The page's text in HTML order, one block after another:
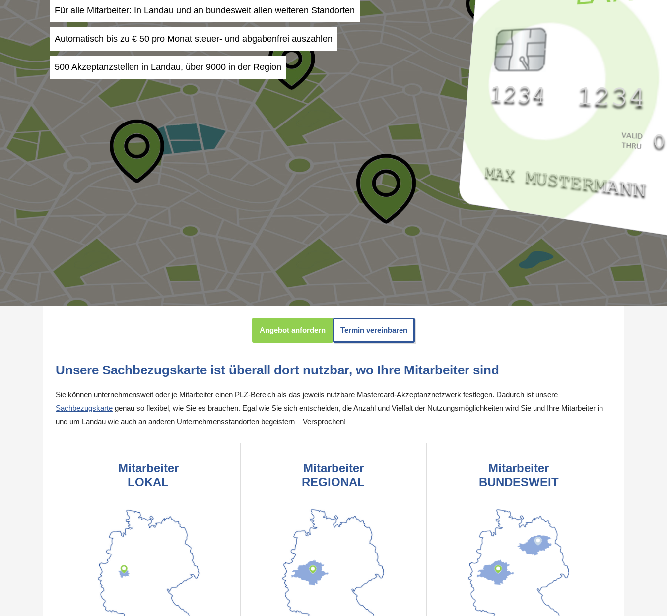
Für alle Mitarbeiter: In Landau und an bundesweit allen weiteren Standorten
Automatisch bis zu € 50 pro Monat steuer- und abgabenfrei auszahlen
500 Akzeptanzstellen in Landau, über 9000 in der Region
Angebot anfordern Termin vereinbaren
Unsere Sachbezugskarte ist überall dort nutzbar, wo Ihre Mitarbeiter sind
Sie können unternehmensweit oder je Mitarbeiter einen PLZ-Bereich als das jeweils nutzbare Mastercard-Akzeptanznetzwerk festlegen. Dadurch ist unsere
Sachbezugskarte genau so flexibel, wie Sie es brauchen. Egal wie Sie sich entscheiden, die Anzahl und Vielfalt der Nutzungsmöglichkeiten wird Sie und Ihre Mitarbeiter in
und um Landau wie auch an anderen Unternehmensstandorten begeistern – Versprochen!
Mitarbeiter
LOKAL
Mitarbeiter
REGIONAL
Mitarbeiter
BUNDESWEIT